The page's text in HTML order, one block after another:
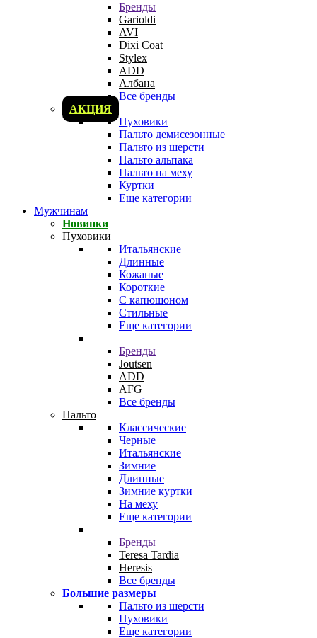
Бренды
Garioldi
AVI
Dixi Coat
Stylex
ADD
Албана
Все бренды
АКЦИЯ
Пуховики
Пальто демисезонные
Пальто из шерсти
Пальто альпака
Пальто на меху
Куртки
Еще категории
Мужчинам
Новинки
Пуховики
Итальянские
Длинные
Кожаные
Короткие
С капюшоном
Стильные
Еще категории
Бренды
Joutsen
ADD
AFG
Все бренды
Пальто
Классические
Черные
Итальянские
Зимние
Длинные
Зимние куртки
На меху
Еще категории
Бренды
Teresa Tardia
Heresis
Все бренды
Большие размеры
Пальто из шерсти
Пуховики
Еще категории